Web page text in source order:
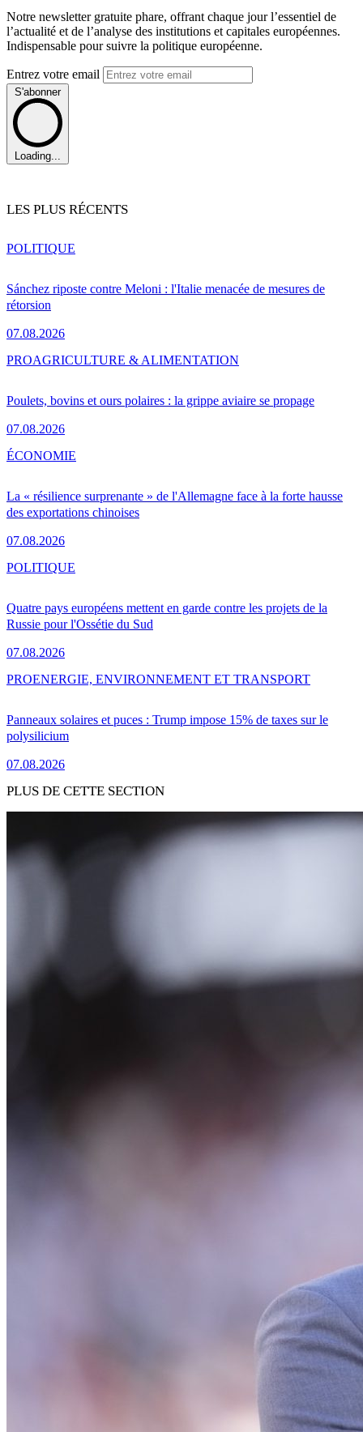
Notre newsletter gratuite phare, offrant chaque jour l’essentiel de
l’actualité et de l’analyse des institutions et capitales européennes.
Indispensable pour suivre la politique européenne.
Entrez votre email
S'abonner
Loading...
LES PLUS RÉCENTS
Sánchez riposte contre Meloni : l'Italie menacée de mesures de
rétorsion
07.08.2026
POLITIQUE
Poulets, bovins et ours polaires : la grippe aviaire se propage
07.08.2026
PROAGRICULTURE & ALIMENTATION
La « résilience surprenante » de l'Allemagne face à la forte hausse
des exportations chinoises
07.08.2026
ÉCONOMIE
Quatre pays européens mettent en garde contre les projets de la
Russie pour l'Ossétie du Sud
07.08.2026
POLITIQUE
Panneaux solaires et puces : Trump impose 15% de taxes sur le
polysilicium
07.08.2026
PROENERGIE, ENVIRONNEMENT ET TRANSPORT
PLUS DE CETTE SECTION